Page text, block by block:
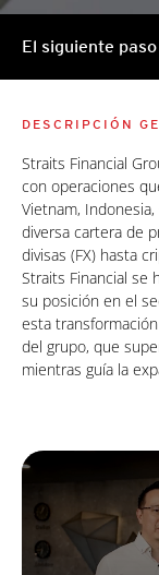
El siguiente paso
DESCRIPCIÓN
Straits Financial
con operaciones
Vietnam,
diversa cartera de
divisas (FX) hasta
Straits Financial se
su posición en el
esta
del grupo, que
mientras guía la